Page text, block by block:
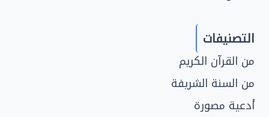
التصنيفات
من القرآن الكريم
من السنة الشريفة
أدعية مصورة